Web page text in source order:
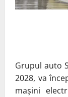
Grupul auto
2028, va
mașini